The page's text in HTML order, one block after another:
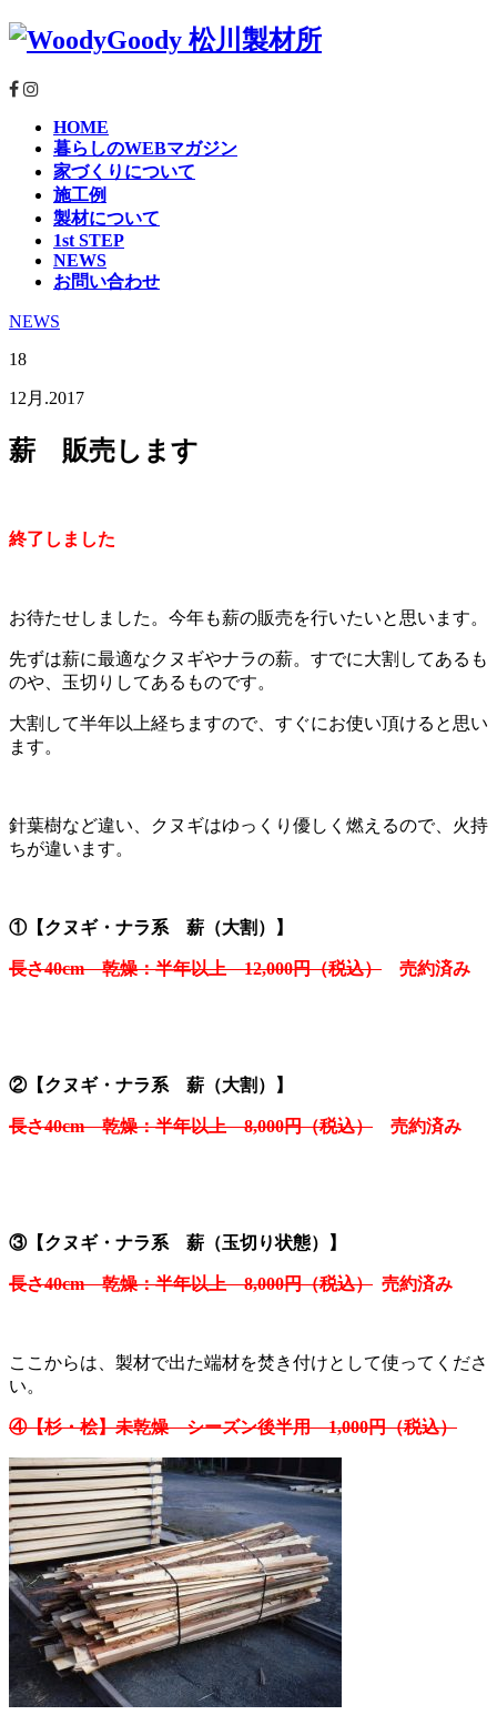
HOME
暮らしのWEBマガジン
家づくりについて
施工例
製材について
1st STEP
NEWS
お問い合わせ
NEWS
18
12月.2017
薪 販売します
終了しました
お待たせしました。今年も薪の販売を行いたいと思います。
先ずは薪に最適なクヌギやナラの薪。すでに大割してあるも
のや、玉切りしてあるものです。
大割して半年以上経ちますので、すぐにお使い頂けると思い
ます。
針葉樹など違い、クヌギはゆっくり優しく燃えるので、火持
ちが違います。
①【クヌギ・ナラ系 薪（大割）】
長さ40cm 乾燥：半年以上 12,000円（税込） 売約済み
②【クヌギ・ナラ系 薪（大割）】
長さ40cm 乾燥：半年以上 8,000円（税込） 売約済み
③【クヌギ・ナラ系 薪（玉切り状態）】
長さ40cm 乾燥：半年以上 8,000円（税込） 売約済み
ここからは、製材で出た端材を焚き付けとして使ってくださ
い。
④【杉・桧】未乾燥 シーズン後半用 1,000円（税込）